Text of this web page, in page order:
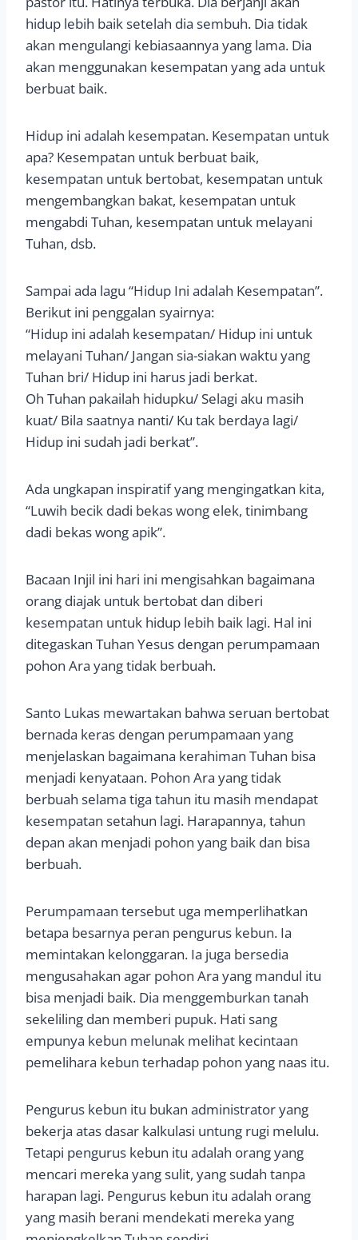
hidup lebih baik setelah dia sembuh. Dia tidak
akan mengulangi kebiasaannya yang lama. Dia
akan menggunakan kesempatan yang ada untuk
berbuat baik.
Hidup ini adalah kesempatan. Kesempatan untuk
apa? Kesempatan untuk berbuat baik,
kesempatan untuk bertobat, kesempatan untuk
mengembangkan bakat, kesempatan untuk
mengabdi Tuhan, kesempatan untuk melayani
Tuhan, dsb.
Sampai ada lagu “Hidup Ini adalah Kesempatan”.
Berikut ini penggalan syairnya:
“Hidup ini adalah kesempatan/ Hidup ini untuk
melayani Tuhan/ Jangan sia-siakan waktu yang
Tuhan bri/ Hidup ini harus jadi berkat.
Oh Tuhan pakailah hidupku/ Selagi aku masih
kuat/ Bila saatnya nanti/ Ku tak berdaya lagi/
Hidup ini sudah jadi berkat”.
Ada ungkapan inspiratif yang mengingatkan kita,
“Luwih becik dadi bekas wong elek, tinimbang
dadi bekas wong apik”.
Bacaan Injil ini hari ini mengisahkan bagaimana
orang diajak untuk bertobat dan diberi
kesempatan untuk hidup lebih baik lagi. Hal ini
ditegaskan Tuhan Yesus dengan perumpamaan
pohon Ara yang tidak berbuah.
Santo Lukas mewartakan bahwa seruan bertobat
bernada keras dengan perumpamaan yang
menjelaskan bagaimana kerahiman Tuhan bisa
menjadi kenyataan. Pohon Ara yang tidak
berbuah selama tiga tahun itu masih mendapat
kesempatan setahun lagi. Harapannya, tahun
depan akan menjadi pohon yang baik dan bisa
berbuah.
Perumpamaan tersebut uga memperlihatkan
betapa besarnya peran pengurus kebun. Ia
memintakan kelonggaran. Ia juga bersedia
mengusahakan agar pohon Ara yang mandul itu
bisa menjadi baik. Dia menggemburkan tanah
sekeliling dan memberi pupuk. Hati sang
empunya kebun melunak melihat kecintaan
pemelihara kebun terhadap pohon yang naas itu.
Pengurus kebun itu bukan administrator yang
bekerja atas dasar kalkulasi untung rugi melulu.
Tetapi pengurus kebun itu adalah orang yang
mencari mereka yang sulit, yang sudah tanpa
harapan lagi. Pengurus kebun itu adalah orang
yang masih berani mendekati mereka yang